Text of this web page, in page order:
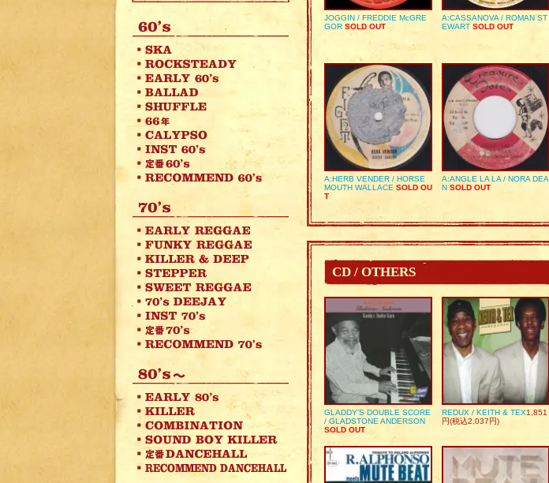
JOGGIN / FREDDIE McGRE
GOR SOLD OUT
A:CASSANOVA / ROMAN ST
EWART SOLD OUT
A:HERB VENDER / HORSE
MOUTH WALLACE SOLD OU
T
A:ANGLE LA LA / NORA DEA
N SOLD OUT
CD / OTHERS
GLADDY’S DOUBLE SCORE
/ GLADSTONE ANDERSON
SOLD OUT
REDUX / KEITH & TEX1,851
円(税込2,037円)